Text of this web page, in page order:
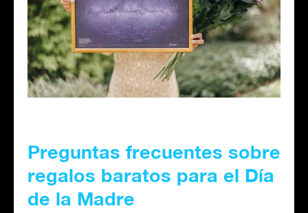
Preguntas frecuentes sobre
regalos baratos para el Día
de la Madre